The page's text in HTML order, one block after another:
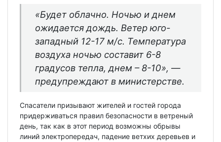
«Будет облачно. Ночью и днем
ожидается дождь. Ветер юго-
западный 12-17 м/с. Температура
воздуха ночью составит 6-8
градусов тепла, днем – 8-10», —
предупреждают в министерстве.
Спасатели призывают жителей и гостей города
придерживаться правил безопасности в ветреный
день, так как в этот период возможны обрывы
линий электропередач, падение ветхих деревьев и